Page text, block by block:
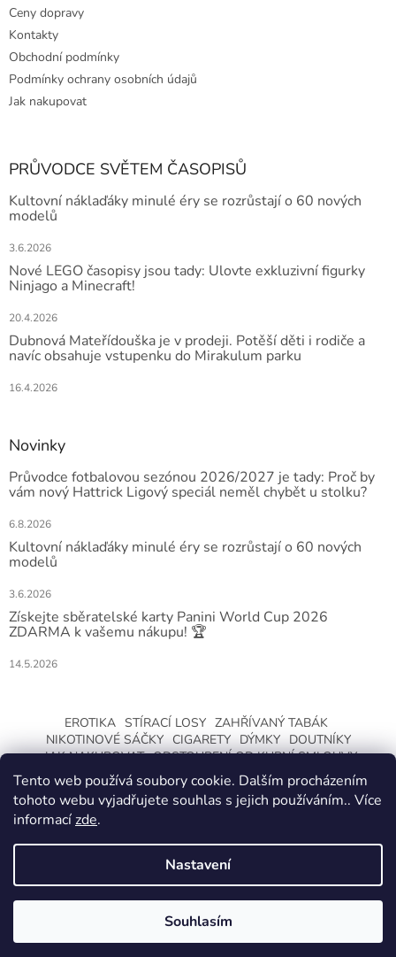
Tento web používá soubory cookie. Dalším procházením
tohoto webu vyjadřujete souhlas s jejich používáním.. Více
informacízde.
Nastavení
Souhlasím
VÍCE.
Ceny dopravy
Kontakty
Obchodní podmínky
Podmínky ochrany osobních údajů
Jak nakupovat
PRŮVODCE SVĚTEM ČASOPISŮ
Kultovní náklaďáky minulé éry se rozrůstají o 60 nových
modelů
3.6.2026
Nové LEGO časopisy jsou tady: Ulovte exkluzivní figurky
Ninjago a Minecraft!
20.4.2026
Dubnová Mateřídouška je v prodeji. Potěší děti i rodiče a
navíc obsahuje vstupenku do Mirakulum parku
16.4.2026
Novinky
Průvodce fotbalovou sezónou 2026/2027 je tady: Proč by
vám nový Hattrick Ligový speciál neměl chybět u stolku?
6.8.2026
Kultovní náklaďáky minulé éry se rozrůstají o 60 nových
modelů
3.6.2026
Získejte sběratelské karty Panini World Cup 2026
ZDARMA k vašemu nákupu! 🏆
14.5.2026
EROTIKA STÍRACÍ LOSY ZAHŘÍVANÝ TABÁK
NIKOTINOVÉ SÁČKY CIGARETY DÝMKY
DOUTNÍKY
JAK NAKUPOVAT ODSTOUPENÍ OD KUPNÍ SMLOUVY
Vytvořil Shoptet
CeskaTrafika.com. Všechna práva vyhrazena.